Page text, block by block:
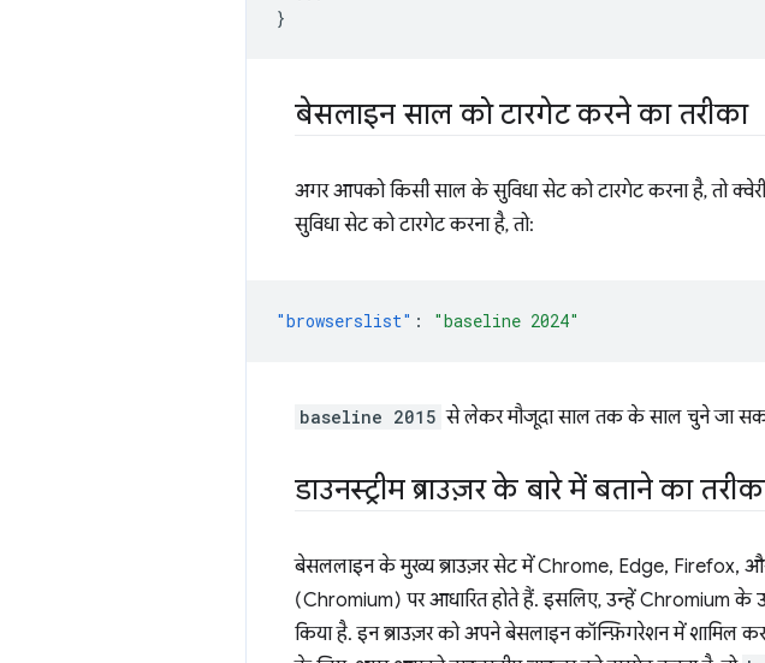
}
बेसलाइन साल को टारगेट करने का तरीका
अगर आपको किसी साल के सुविधा सेट को टारगेट करना है, तो
सुविधा सेट को टारगेट करना है, तो:
"browserslist" : "baseline 2024"
baseline 2015 से लेकर मौजूदा साल तक के साल चुने जा
डाउनस्ट्रीम ब्राउज़र के बारे में बताने का
बेसललाइन के मुख्य ब्राउज़र सेट में Chrome, Edge, Firefox,
(Chromium) पर आधारित होते हैं. इसलिए, उन्हें Chromium के
किया है. इन ब्राउज़र को अपने बेसलाइन कॉन्फ़िगरेशन में शामिल